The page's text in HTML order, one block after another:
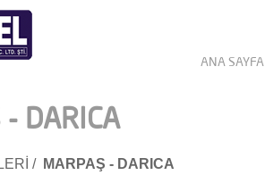
ANA SAYFA
- DARICA
/ MARPAŞ - DARICA